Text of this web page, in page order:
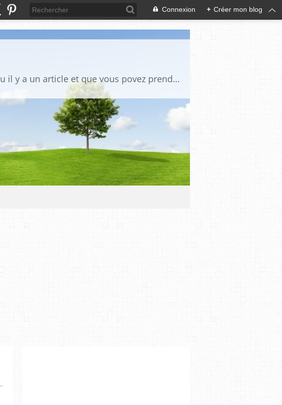
Connexion + Créer mon blog
des tutos de bricoles et autres des photos anciennes chaque fois qu il y a un article et que vous povez prendre